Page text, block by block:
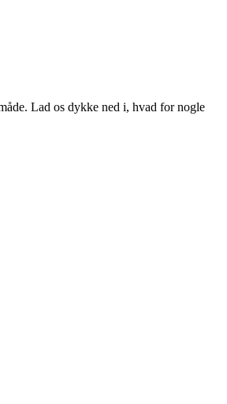
Lad os dykke ned i, hvad for nogle